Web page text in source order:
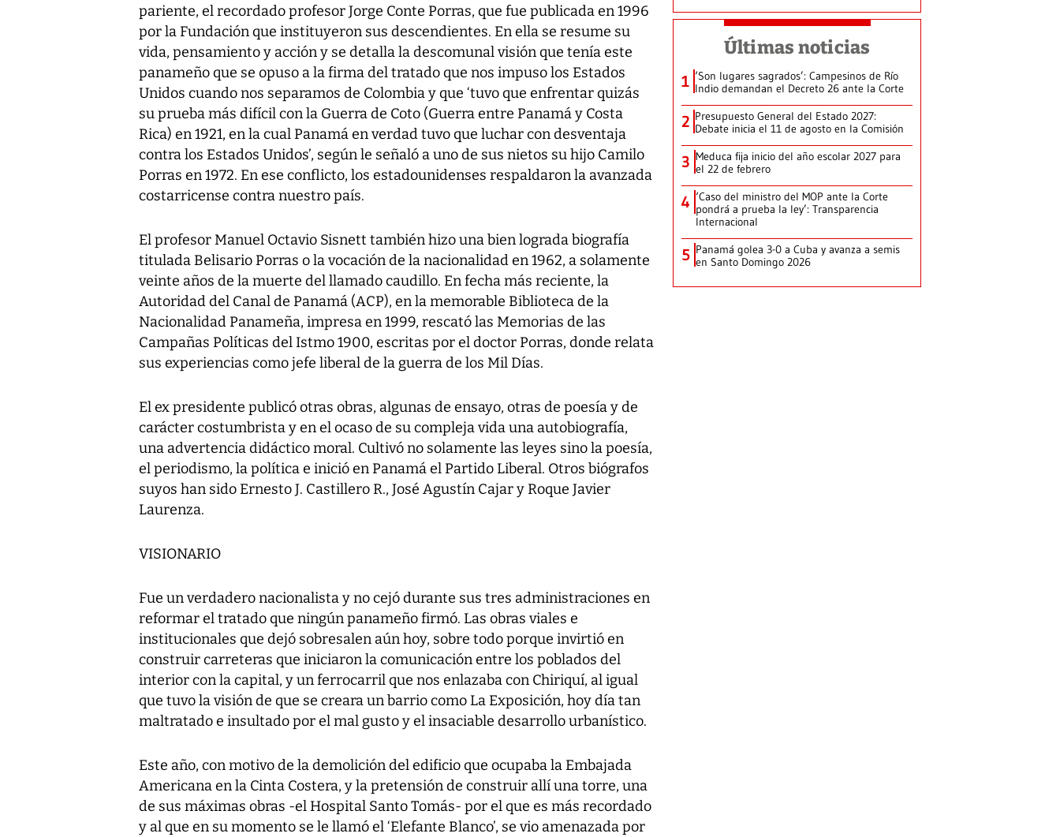
pariente, el recordado profesor Jorge Conte Porras, que fue publicada en 1996
por la Fundación que instituyeron sus descendientes. En ella se resume su
vida, pensamiento y acción y se detalla la descomunal visión que tenía este
panameño que se opuso a la firma del tratado que nos impuso los Estados
Unidos cuando nos separamos de Colombia y que ‘tuvo que enfrentar quizás
su prueba más difícil con la Guerra de Coto (Guerra entre Panamá y Costa
Rica) en 1921, en la cual Panamá en verdad tuvo que luchar con desventaja
contra los Estados Unidos’, según le señaló a uno de sus nietos su hijo Camilo
Porras en 1972. En ese conflicto, los estadounidenses respaldaron la avanzada
costarricense contra nuestro país.
El profesor Manuel Octavio Sisnett también hizo una bien lograda biografía
titulada Belisario Porras o la vocación de la nacionalidad en 1962, a solamente
veinte años de la muerte del llamado caudillo. En fecha más reciente, la
Autoridad del Canal de Panamá (ACP), en la memorable Biblioteca de la
Nacionalidad Panameña, impresa en 1999, rescató las Memorias de las
Campañas Políticas del Istmo 1900, escritas por el doctor Porras, donde relata
sus experiencias como jefe liberal de la guerra de los Mil Días.
El ex presidente publicó otras obras, algunas de ensayo, otras de poesía y de
carácter costumbrista y en el ocaso de su compleja vida una autobiografía,
una advertencia didáctico moral. Cultivó no solamente las leyes sino la poesía,
el periodismo, la política e inició en Panamá el Partido Liberal. Otros biógrafos
suyos han sido Ernesto J. Castillero R., José Agustín Cajar y Roque Javier
Laurenza.
VISIONARIO
Fue un verdadero nacionalista y no cejó durante sus tres administraciones en
reformar el tratado que ningún panameño firmó. Las obras viales e
institucionales que dejó sobresalen aún hoy, sobre todo porque invirtió en
construir carreteras que iniciaron la comunicación entre los poblados del
interior con la capital, y un ferrocarril que nos enlazaba con Chiriquí, al igual
que tuvo la visión de que se creara un barrio como La Exposición, hoy día tan
maltratado e insultado por el mal gusto y el insaciable desarrollo urbanístico.
Este año, con motivo de la demolición del edificio que ocupaba la Embajada
Americana en la Cinta Costera, y la pretensión de construir allí una torre, una
de sus máximas obras -el Hospital Santo Tomás- por el que es más recordado
y al que en su momento se le llamó el ‘Elefante Blanco’, se vio amenazada por
Últimas noticias
1 ‘Son lugares sagrados’: Campesinos de Río
Indio demandan el Decreto 26 ante la Corte
2 Presupuesto General del Estado 2027:
Debate inicia el 11 de agosto en la Comisión
3 Meduca fija inicio del año escolar 2027 para
el 22 de febrero
4 ‘Caso del ministro del MOP ante la Corte
pondrá a prueba la ley’: Transparencia
Internacional
5 Panamá golea 3-0 a Cuba y avanza a semis
en Santo Domingo 2026